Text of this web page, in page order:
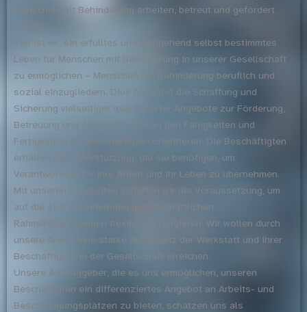
Menschen mit Behinderung arbeiten, betreut und gefördert
werden.
Ziel ist es, ein erfülltes und weitgehend selbst bestimmtes
Leben für Menschen mit Behinderung in unserer Gesellschaft
zu ermöglichen – Menschen mit Behinderung beruflich und
sozial einzugliedern. Dies bedeutet die Schaffung und
Sicherung vielseitiger qualifizierter Angebote zur Förderung,
Betreuung und Arbeit, die sich an den Fähigkeiten und
Fertigkeiten der Beschäftigten orientieren. Die Beschäftigten
erhalten die Unterstützung, die sie benötigen, um
Verantwortung für ihre Arbeit und ihr Leben zu übernehmen.
Mit unseren Angeboten schaffen wir die Voraussetzung, um
auf die sich verändernden gesellschaftlichen
Rahmenbedingungen flexibel zu reagieren. Wir wollen durch
unsere Arbeit eine starke Akzeptanz der Werkstatt und ihrer
Beschäftigten in der Gesellschaft erreichen.
Unsere Auftraggeber, die es uns ermöglichen, unseren
Beschäftigten ein differenziertes Angebot an Arbeits- und
Beschäftigungsplätzen zu bieten, schätzen uns als